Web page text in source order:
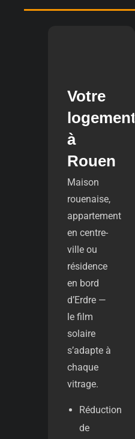
Votre
logement
à
Rouen
Maison
rouenaise,
appartement
en centre-
ville ou
résidence
en bord
d’Erdre —
le film
solaire
s’adapte à
chaque
vitrage.
Réduction
de